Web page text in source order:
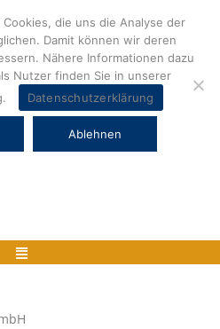
Beratung und
Menü
die uns die Analyse der
Damit können wir deren
Nähere Informationen dazu
Nutzer finden Sie in unserer
Datenschutzerklärung
Ablehnen